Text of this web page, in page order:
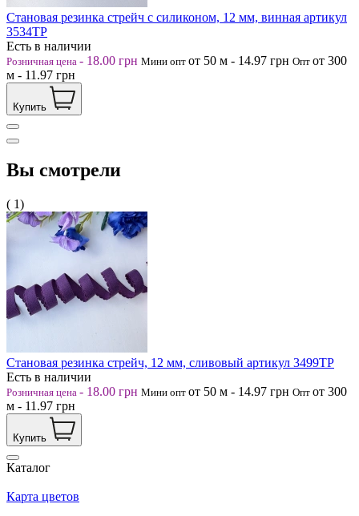
Становая резинка стрейч с силиконом, 12 мм, винная артикул
3534ТР
Есть в наличии
Розничная цена - 18.00 грн Мини опт от 50 м - 14.97 грн Опт от 300
м - 11.97 грн
Купить
Вы смотрели
( 1)
Становая резинка стрейч, 12 мм, сливовый артикул 3499ТР
Есть в наличии
Розничная цена - 18.00 грн Мини опт от 50 м - 14.97 грн Опт от 300
м - 11.97 грн
Купить
Каталог
Карта цветов